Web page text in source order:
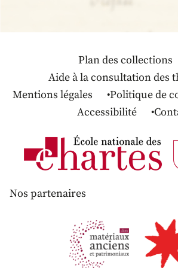
Plan des collections
Aide à la consultation des
Mentions légales
Politique de
Accessibilité
Nos partenaires